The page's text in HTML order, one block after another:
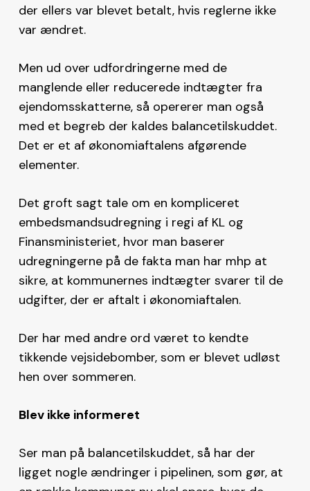
der ellers var blevet betalt, hvis reglerne ikke
var ændret.
Men ud over udfordringerne med de
manglende eller reducerede indtægter fra
ejendomsskatterne, så opererer man også
med et begreb der kaldes balancetilskuddet.
Det er et af økonomiaftalens afgørende
elementer.
Det groft sagt tale om en kompliceret
embedsmandsudregning i regi af KL og
Finansministeriet, hvor man baserer
udregningerne på de fakta man har mhp at
sikre, at kommunernes indtægter svarer til de
udgifter, der er aftalt i økonomiaftalen.
Der har med andre ord været to kendte
tikkende vejsidebomber, som er blevet udløst
hen over sommeren.
Blev ikke informeret
Ser man på balancetilskuddet, så har der
ligget nogle ændringer i pipelinen, som gør, at